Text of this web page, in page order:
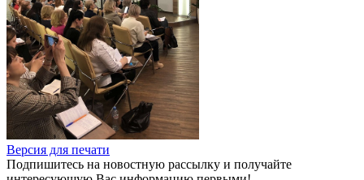
Версия для печати
Подпишитесь на новостную рассылку и получайте